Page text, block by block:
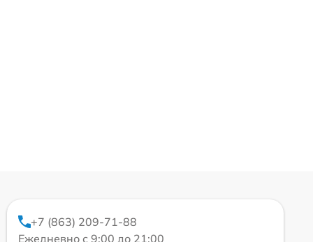
+7 (863) 209-71-88
Ежедневно с 9:00 до 21:00